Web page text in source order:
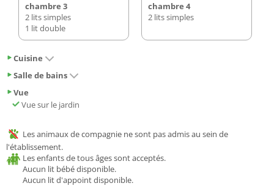
chambre 3
2 lits simples
1 lit double
chambre 4
2 lits simples
Cuisine
Salle de bains
Vue
Vue sur le jardin
Les animaux de compagnie ne sont pas admis au sein de
l'établissement.
Les enfants de tous âges sont acceptés.
Aucun lit bébé disponible.
Aucun lit d'appoint disponible.